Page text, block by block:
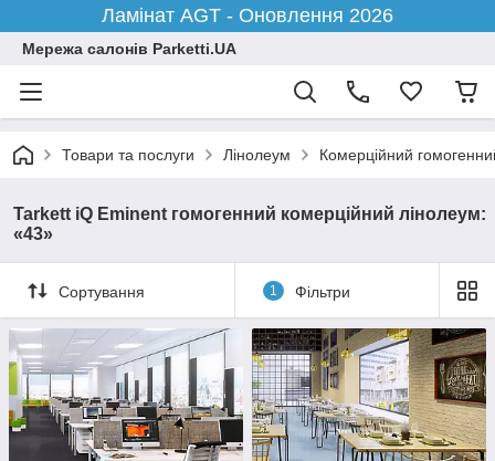
Ламінат AGT - Оновлення 2026
Мережа салонів Parketti.UA
Товари та послуги Лінолеум Комерційний
Tarkett iQ Eminent гомогенний комерційний лінолеум:
«43»
Сортування 1 Фільтри